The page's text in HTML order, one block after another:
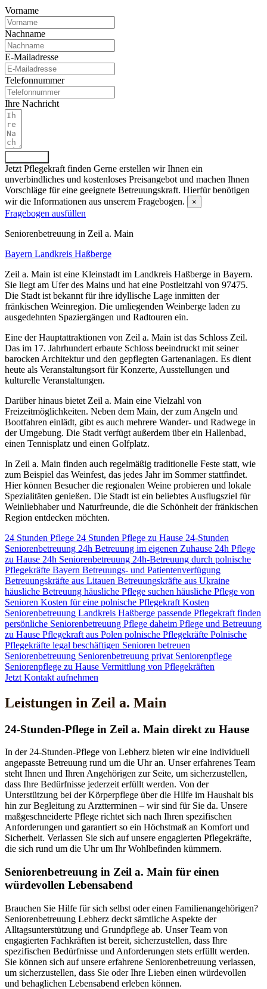
Vorname
Nachname
E-Mailadresse
Telefonnummer
Ihre Nachricht
Jetzt Pflegekraft finden Gerne erstellen wir Ihnen ein
unverbindliches und kostenloses Preisangebot und machen Ihnen
Vorschläge für eine geeignete Betreuungskraft. Hierfür benötigen
wir die Informationen aus unserem Fragebogen.
×
Fragebogen ausfüllen
Senioren­betreuung in Zeil a. Main
Bayern Landkreis Haßberge
Zeil a. Main ist eine Kleinstadt im Landkreis Haßberge in Bayern.
Sie liegt am Ufer des Mains und hat eine Postleitzahl von 97475.
Die Stadt ist bekannt für ihre idyllische Lage inmitten der
fränkischen Weinregion. Die umliegenden Weinberge laden zu
ausgedehnten Spaziergängen und Radtouren ein.
Eine der Hauptattraktionen von Zeil a. Main ist das Schloss Zeil.
Das im 17. Jahrhundert erbaute Schloss beeindruckt mit seiner
barocken Architektur und den gepflegten Gartenanlagen. Es dient
heute als Veranstaltungsort für Konzerte, Ausstellungen und
kulturelle Veranstaltungen.
Darüber hinaus bietet Zeil a. Main eine Vielzahl von
Freizeitmöglichkeiten. Neben dem Main, der zum Angeln und
Bootfahren einlädt, gibt es auch mehrere Wander- und Radwege in
der Umgebung. Die Stadt verfügt außerdem über ein Hallenbad,
einen Tennisplatz und einen Golfplatz.
In Zeil a. Main finden auch regelmäßig traditionelle Feste statt, wie
zum Beispiel das Weinfest, das jedes Jahr im Sommer stattfindet.
Hier können Besucher die regionalen Weine probieren und lokale
Spezialitäten genießen. Die Stadt ist ein beliebtes Ausflugsziel für
Weinliebhaber und Naturfreunde, die die Schönheit der fränkischen
Region entdecken möchten.
24 Stunden Pflege 24 Stunden Pflege zu Hause 24-Stunden
Seniorenbetreuung 24h Betreuung im eigenen Zuhause 24h Pflege
zu Hause 24h Seniorenbetreuung 24h-Betreuung durch polnische
Pflegekräfte Bayern Betreuungs- und Patientenverfügung
Betreuungskräfte aus Litauen Betreuungskräfte aus Ukraine
häusliche Betreuung häusliche Pflege suchen häusliche Pflege von
Senioren Kosten für eine polnische Pflegekraft Kosten
Seniorenbetreuung Landkreis Haßberge passende Pflegekraft finden
persönliche Seniorenbetreuung Pflege daheim Pflege und Betreuung
zu Hause Pflegekraft aus Polen polnische Pflegekräfte Polnische
Pflegekräfte legal beschäftigen Senioren betreuen
Seniorenbetreuung Seniorenbetreuung privat Seniorenpflege
Seniorenpflege zu Hause Vermittlung von Pflegekräften
Jetzt Kontakt aufnehmen
Leistungen in Zeil a. Main
24-Stunden-Pflege in Zeil a. Main direkt zu Hause
In der 24-Stunden-Pflege von Lebherz bieten wir eine individuell
angepasste Betreuung rund um die Uhr an. Unser erfahrenes Team
steht Ihnen und Ihren Angehörigen zur Seite, um sicherzustellen,
dass Ihre Bedürfnisse jederzeit erfüllt werden. Von der
Unterstützung bei der Körperpflege über die Hilfe im Haushalt bis
hin zur Begleitung zu Arztterminen – wir sind für Sie da. Unsere
maßgeschneiderte Pflege richtet sich nach Ihren spezifischen
Anforderungen und garantiert so ein Höchstmaß an Komfort und
Sicherheit. Verlassen Sie sich auf unsere engagierten Pflegekräfte,
die sich rund um die Uhr um Ihr Wohlbefinden kümmern.
Senioren­betreuung in Zeil a. Main für einen
würdevollen Lebensabend
Brauchen Sie Hilfe für sich selbst oder einen Familienangehörigen?
Seniorenbetreuung Lebherz deckt sämtliche Aspekte der
Alltagsunterstützung und Grundpflege ab. Unser Team von
engagierten Fachkräften ist bereit, sicherzustellen, dass Ihre
spezifischen Bedürfnisse und Anforderungen stets erfüllt werden.
Sie können sich auf unsere erfahrene Seniorenbetreuung verlassen,
um sicherzustellen, dass Sie oder Ihre Lieben einen würdevollen
und behaglichen Lebensabend erleben können.